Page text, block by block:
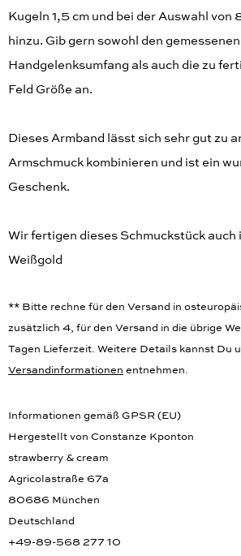
Kugeln 1,5 cm und bei der Auswahl von
hinzu. Gib gern sowohl den gemessenen
Handgelenksumfang als auch die zu
Feld Größe an.
Dieses Armband lässt sich sehr gut zu
Armschmuck kombinieren und ist ein
Geschenk.
Wir fertigen dieses Schmuckstück auch
Weißgold
** Bitte rechne für den Versand in
zusätzlich 4, für den Versand in die übrige
Tagen Lieferzeit. Weitere Details kannst Du
Versandinformationen entnehmen.
Informationen gemäß GPSR (EU)
Hergestellt von Constanze Kponton
strawberry & cream
Agricolastraße 67a
80686 München
Deutschland
+49-89-568 277 10